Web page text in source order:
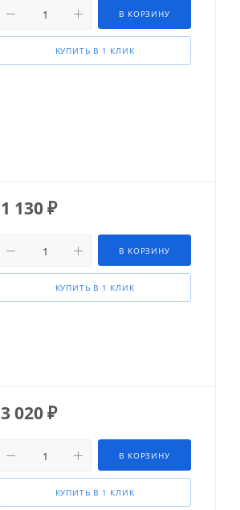
В КОРЗИНУ
КУПИТЬ В 1 КЛИК
1 130₽
В КОРЗИНУ
КУПИТЬ В 1 КЛИК
3 020₽
В КОРЗИНУ
КУПИТЬ В 1 КЛИК